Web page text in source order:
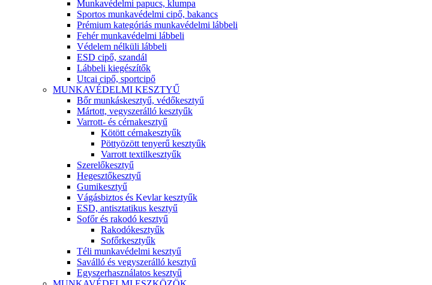
Munkavédelmi papucs, klumpa
Sportos munkavédelmi cipő, bakancs
Prémium kategóriás munkavédelmi lábbeli
Fehér munkavédelmi lábbeli
Védelem nélküli lábbeli
ESD cipő, szandál
Lábbeli kiegészítők
Utcai cipő, sportcipő
MUNKAVÉDELMI KESZTYŰ
Bőr munkáskesztyű, védőkesztyű
Mártott, vegyszerálló kesztyűk
Varrott- és cérnakesztyű
Kötött cérnakesztyűk
Pöttyözött tenyerű kesztyűk
Varrott textilkesztyűk
Szerelőkesztyű
Hegesztőkesztyű
Gumikesztyű
Vágásbiztos és Kevlar kesztyűk
ESD, antisztatikus kesztyű
Sofőr és rakodó kesztyű
Rakodókesztyűk
Sofőrkesztyűk
Téli munkavédelmi kesztyű
Saválló és vegyszerálló kesztyű
Egyszerhasználatos kesztyű